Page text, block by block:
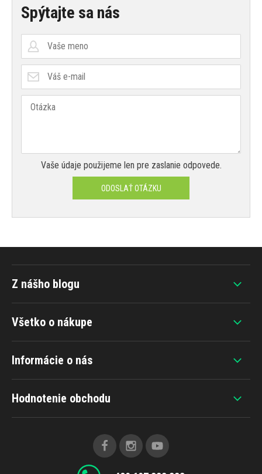
Spýtajte sa nás
Vaše údaje použijeme len pre zaslanie odpovede.
ODOSLAŤ OTÁZKU
Všetko o nákupe
Informácie o nás
Hodnotenie obchodu
Z nášho blogu